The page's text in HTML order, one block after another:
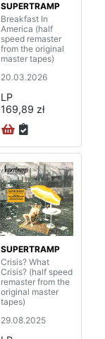
SUPERTRAMP
Breakfast In
America (half
speed remaster
from the original
master tapes)
20.03.2026
LP
169,89 zł
SUPERTRAMP
Crisis? What
Crisis? (half speed
remaster from the
original master
tapes)
29.08.2025